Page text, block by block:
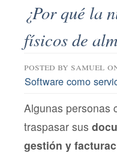
¿Por qué la
físicos de
posted by samuel
Software como
Algunas personas
traspasar sus
gestión y